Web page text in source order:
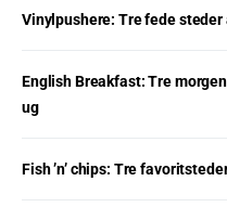
Vinylpushere: Tre fede steder
English Breakfast: Tre
ug
Fish ’n’ chips: Tre